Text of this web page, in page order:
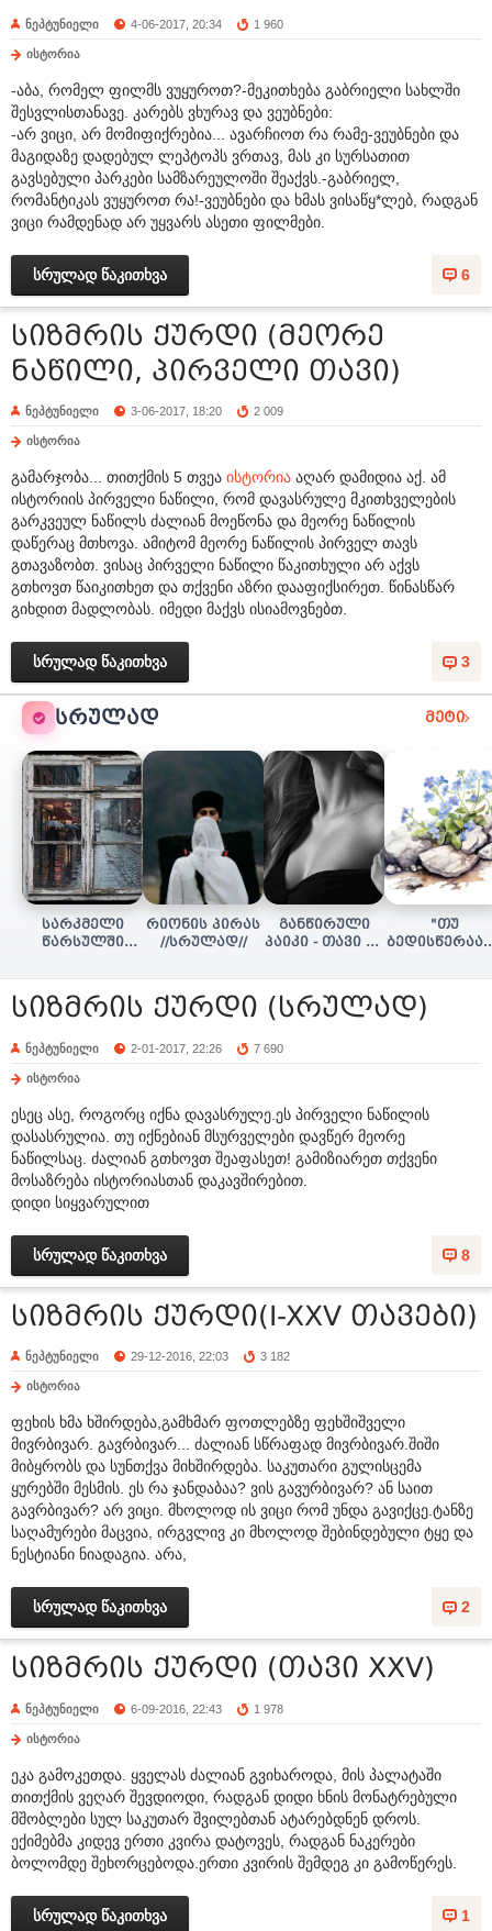
ნეპტუნიელი 4-06-2017, 20:34 1 960
ისტორია
-აბა, რომელ ფილმს ვუყუროთ?-მეკითხება გაბრიელი სახლში
შესვლისთანავე. კარებს ვხურავ და ვეუბნები:
-არ ვიცი, არ მომიფიქრებია... ავარჩიოთ რა რამე-ვეუბნები და
მაგიდაზე დადებულ ლეპტოპს ვრთავ, მას კი სურსათით
გავსებული პარკები სამზარეულოში შეაქვს.-გაბრიელ,
რომანტიკას ვუყუროთ რა!-ვეუბნები და ხმას ვისაწყ*ლებ, რადგან
ვიცი რამდენად არ უყვარს ასეთი ფილმები.
6
სრულად წაკითხვა
სიზმრის ქურდი (მეორე
ნაწილი, პირველი თავი)
ნეპტუნიელი 3-06-2017, 18:20 2 009
ისტორია
გამარჯობა... თითქმის 5 თვეა ისტორია აღარ დამიდია აქ. ამ
ისტორიის პირველი ნაწილი, რომ დავასრულე მკითხველების
გარკვეულ ნაწილს ძალიან მოეწონა და მეორე ნაწილის
დაწერაც მთხოვა. ამიტომ მეორე ნაწილის პირველ თავს
გთავაზობთ. ვისაც პირველი ნაწილი წაკითხული არ აქვს
გთხოვთ წაიკითხეთ და თქვენი აზრი დააფიქსირეთ. წინასწარ
გიხდით მადლობას. იმედი მაქვს ისიამოვნებთ.
3
სრულად წაკითხვა
ᲡᲠᲣᲚᲐᲓ მეტი
სარკმელი
წარსულში
რიონის პირას
//სრულად//
განწირული
პაიკი - თავი 16
"თუ
სიზმრის ქურდი (სრულად)
ნეპტუნიელი 2-01-2017, 22:26 7 690
ისტორია
ესეც ასე, როგორც იქნა დავასრულე.ეს პირველი ნაწილის
დასასრულია. თუ იქნებიან მსურველები დავწერ მეორე
ნაწილსაც. ძალიან გთხოვთ შეაფასეთ! გამიზიარეთ თქვენი
მოსაზრება ისტორიასთან დაკავშირებით.
დიდი სიყვარულით
8
სრულად წაკითხვა
სიზმრის ქურდი(I-XXV თავები)
ნეპტუნიელი 29-12-2016, 22:03 3 182
ისტორია
ფეხის ხმა ხშირდება,გამხმარ ფოთლებზე ფეხშიშველი
მივრბივარ. გავრბივარ... ძალიან სწრაფად მივრბივარ.შიში
მიბყრობს და სუნთქვა მიხშირდება. საკუთარი გულისცემა
ყურებში მესმის. ეს რა ჯანდაბაა? ვის გავურბივარ? ან საით
გავრბივარ? არ ვიცი. მხოლოდ ის ვიცი რომ უნდა გავიქცე.ტანზე
საღამურები მაცვია, ირგვლივ კი მხოლოდ შებინდებული ტყე და
ნესტიანი ნიადაგია. არა,
2
სრულად წაკითხვა
სიზმრის ქურდი (თავი XXV)
ნეპტუნიელი 6-09-2016, 22:43 1 978
ისტორია
ეკა გამოკეთდა. ყველას ძალიან გვიხაროდა, მის პალატაში
თითქმის ვეღარ შევდიოდი, რადგან დიდი ხნის მონატრებული
მშობლები სულ საკუთარ შვილებთან ატარებდნენ დროს.
ექიმებმა კიდევ ერთი კვირა დატოვეს, რადგან ნაკერები
ბოლომდე შეხორცებოდა.ერთი კვირის შემდეგ კი გამოწერეს.
1
სრულად წაკითხვა